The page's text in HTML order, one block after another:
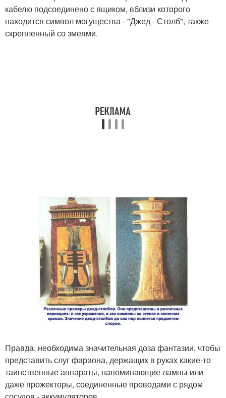
кабелю подсоединено с ящиком, вблизи которого
находится символ могущества - "Джед - Столб", также
скрепленный со змеями.
Правда, необходима значительная доза фантазии, чтобы
представить слуг фараона, держащих в руках какие-то
таинственные аппараты, напоминающие лампы или
даже прожекторы, соединенные проводами с рядом